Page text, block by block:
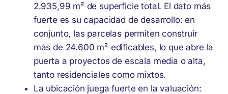
2.935,99 m² de superficie total. El dato más
fuerte es su capacidad de desarrollo: en
conjunto, las parcelas permiten construir
más de 24.600 m² edificables, lo que abre la
puerta a proyectos de escala media o alta,
tanto residenciales como mixtos.
La ubicación juega fuerte en la valuación: